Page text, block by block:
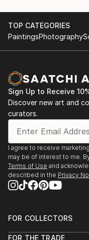
TOP CATEGORIES
PaintingsPhotography
Sign Up to Receive
Discover new art and
curators.
I agree to receive
may be of interest to me.
Terms of Use and
described in the Privacy
FOR COLLECTORS
FOR THE TRADE